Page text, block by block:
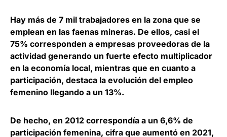
Hay más de 7 mil trabajadores en la zona que se
emplean en las faenas mineras. De ellos, casi el
75% corresponden a empresas proveedoras de la
actividad generando un fuerte efecto multiplicador
en la economía local, mientras que en cuanto a
participación, destaca la evolución del empleo
femenino llegando a un 13%.
De hecho, en 2012 correspondía a un 6,6% de
participación femenina, cifra que aumentó en 2021,